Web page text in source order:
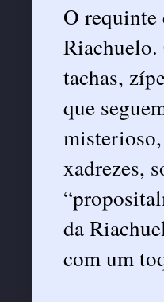
O requinte
Riachuelo.
tachas,
que
xadrezes,
da
com um